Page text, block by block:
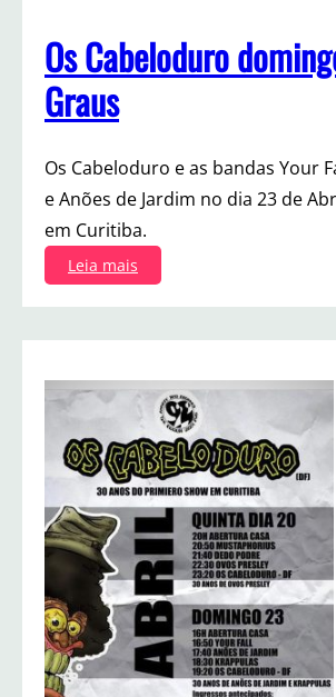
Os Cabeloduro
Graus
Os Cabeloduro e as bandas Your
e Anões de Jardim no dia 23 de
em Curitiba.
Leia mais
O
s
b
e
l
o
d
u
r
o
d
o
m
i
n
g